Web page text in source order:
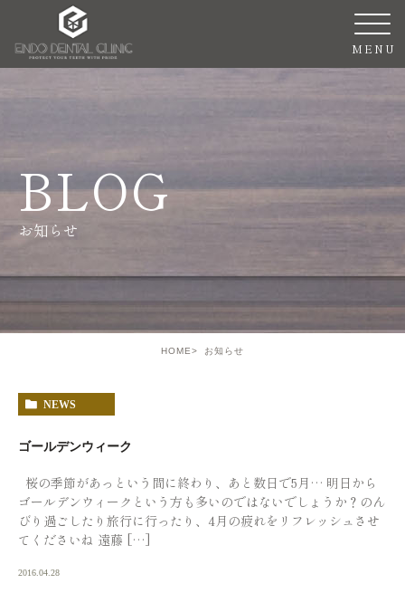
BLOG
お知らせ
HOME お知らせ
NEWS
ゴールデンウィーク
桜の季節があっという間に終わり、あと数日で5月… 明日から
ゴールデンウィークという方も多いのではないでしょうか？のん
びり過ごしたり旅行に行ったり、4月の疲れをリフレッシュさせ
てくださいね 遠藤 […]
2016.04.28